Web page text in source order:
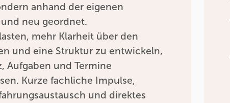
anhand der eigenen
neu geordnet.
mehr Klarheit über den
und eine Struktur zu entwickeln,
Aufgaben und Termine
Kurze fachliche Impulse,
und direktes